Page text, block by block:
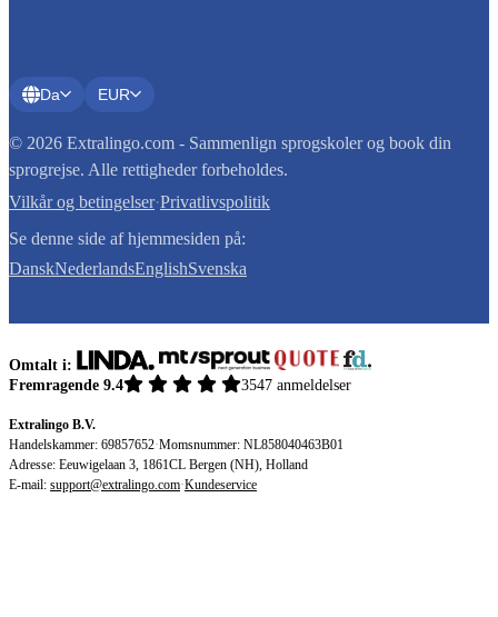
Da EUR
© 2026 Extralingo.com - Sammenlign sprogskoler og book din
sprogrejse. Alle rettigheder forbeholdes.
Vilkår og betingelser·Privatlivspolitik
Se denne side af hjemmesiden på:
DanskNederlandsEnglishSvenska
Omtalt i:
Fremragende 9.4
3547 anmeldelser
Extralingo B.V.
Handelskammer: 69857652·Momsnummer: NL858040463B01
Adresse: Eeuwigelaan 3, 1861CL Bergen (NH), Holland
E-mail: support@extralingo.com·Kundeservice